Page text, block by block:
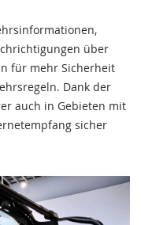
über
für mehr Sicherheit
Dank der
auch in Gebieten mit
sicher